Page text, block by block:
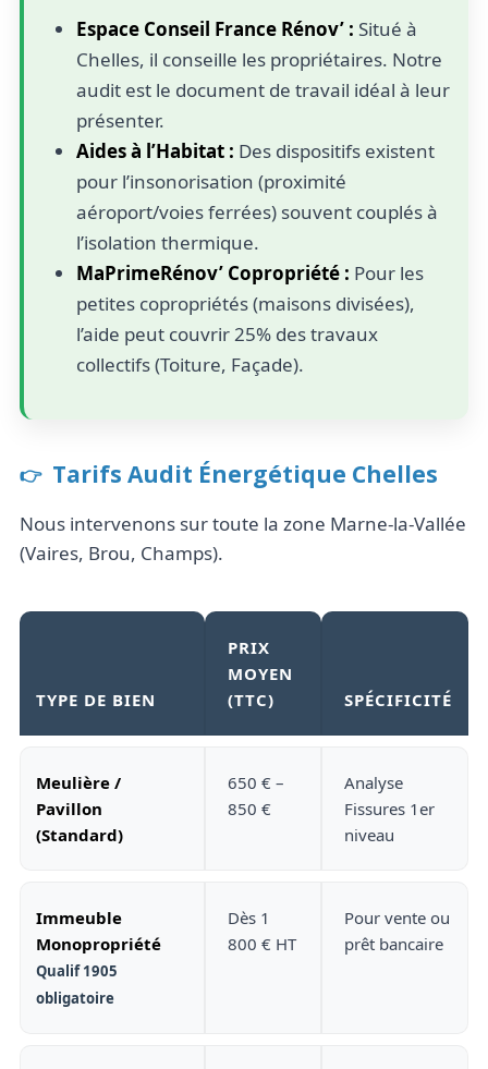
Espace Conseil France Rénov’ : Situé à
Chelles, il conseille les propriétaires. Notre
audit est le document de travail idéal à leur
présenter.
Aides à l’Habitat : Des dispositifs existent
pour l’insonorisation (proximité
aéroport/voies ferrées) souvent couplés à
l’isolation thermique.
MaPrimeRénov’ Copropriété : Pour les
petites copropriétés (maisons divisées),
l’aide peut couvrir 25% des travaux
collectifs (Toiture, Façade).
Tarifs Audit Énergétique Chelles
Nous intervenons sur toute la zone Marne-la-Vallée
(Vaires, Brou, Champs).
TYPE DE BIEN
PRIX
MOYEN
(TTC)
SPÉCIFICITÉ
Meulière /
Pavillon
(Standard)
650 € –
850 €
Analyse
Fissures 1er
niveau
Immeuble
Monopropriété
Qualif 1905
obligatoire
Dès 1
800 € HT
Pour vente ou
prêt bancaire